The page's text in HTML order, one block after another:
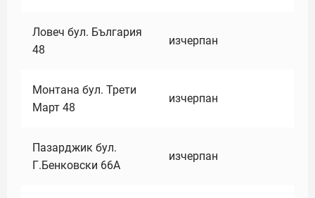
Ловеч бул. България
48
изчерпан
Монтана бул. Трети
Март 48
изчерпан
Пазарджик бул.
Г.Бенковски 66А
изчерпан